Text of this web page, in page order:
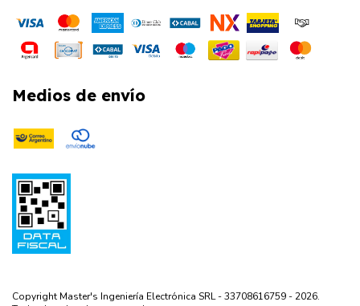
Medios de envío
Copyright Master's Ingeniería Electrónica SRL - 33708616759 - 2026.